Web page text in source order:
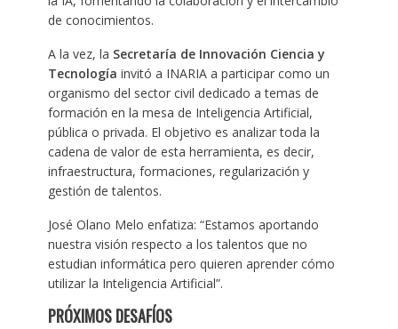
de conocimientos.
A la vez, la Secretaría de Innovación Ciencia y
Tecnología invitó a INARIA a participar como un
organismo del sector civil dedicado a temas de
formación en la mesa de Inteligencia Artificial,
pública o privada. El objetivo es analizar toda la
cadena de valor de esta herramienta, es decir,
infraestructura, formaciones, regularización y
gestión de talentos.
José Olano Melo enfatiza: “Estamos aportando
nuestra visión respecto a los talentos que no
estudian informática pero quieren aprender cómo
utilizar la Inteligencia Artificial”.
PRÓXIMOS DESAFÍOS